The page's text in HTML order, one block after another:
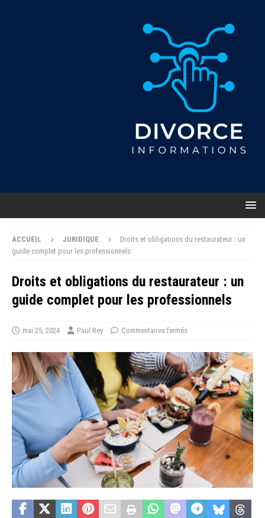
ACCUEIL JURIDIQUE
Droits et obligations du restaurateur : un
guide complet pour les professionnels
Droits et obligations du restaurateur : un
guide complet pour les professionnels
mai 25, 2024 Paul Rey Commentaires fermés